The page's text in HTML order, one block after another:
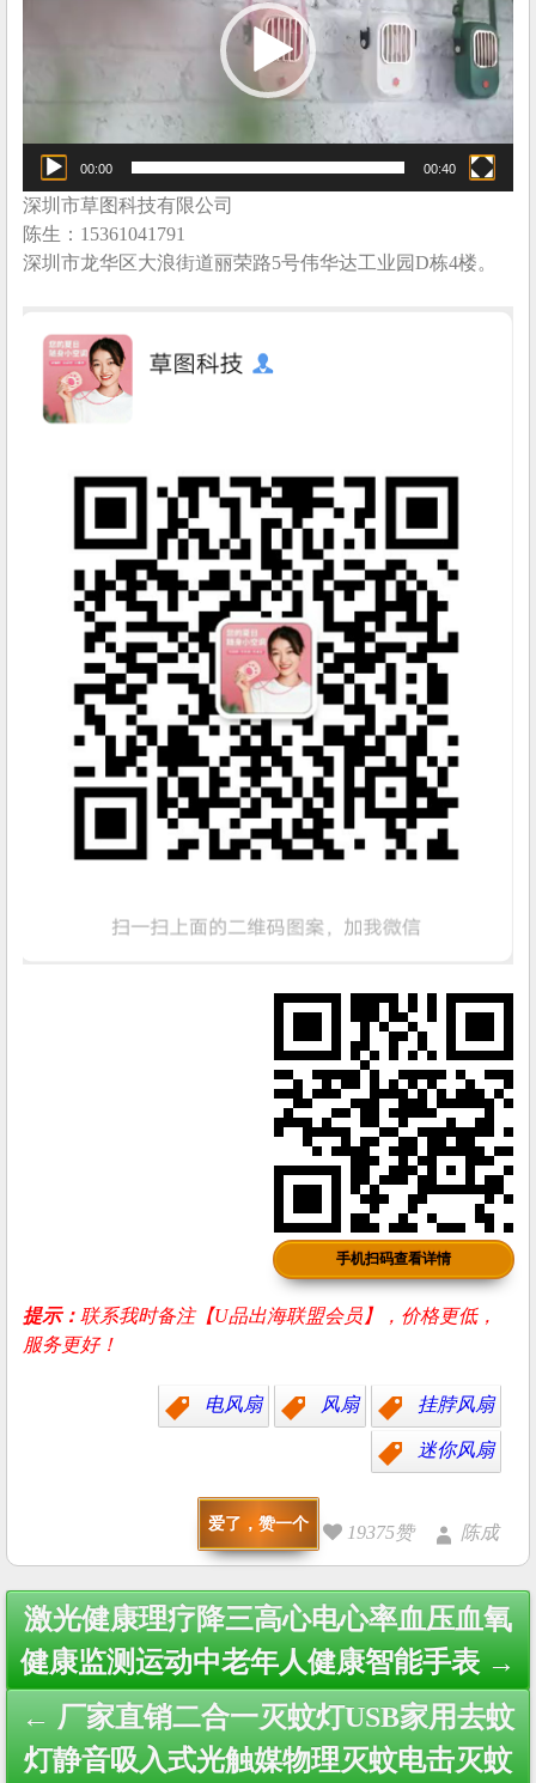
00:00 00:40
深圳市草图科技有限公司
陈生：15361041791
深圳市龙华区大浪街道丽荣路5号伟华达工业园D栋4楼。
手机扫码查看详情
提示：联系我时备注【U品出海联盟会员】，价格更低，
服务更好！
电风扇 风扇 挂脖风扇
迷你风扇
爱了，赞一个 19375赞 陈成
Post
navigation
激光健康理疗降三高心电心率血压血氧
健康监测运动中老年人健康智能手表 →
← 厂家直销二合一灭蚊灯USB家用去蚊
灯静音吸入式光触媒物理灭蚊电击灭蚊